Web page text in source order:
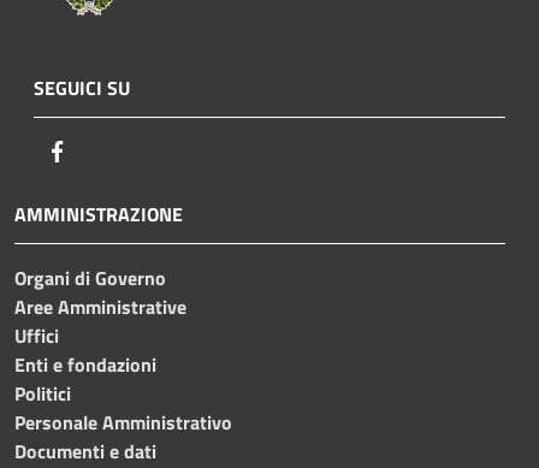
SEGUICI SU
AMMINISTRAZIONE
Organi di Governo
Aree Amministrative
Uffici
Enti e fondazioni
Politici
Personale Amministrativo
Documenti e dati